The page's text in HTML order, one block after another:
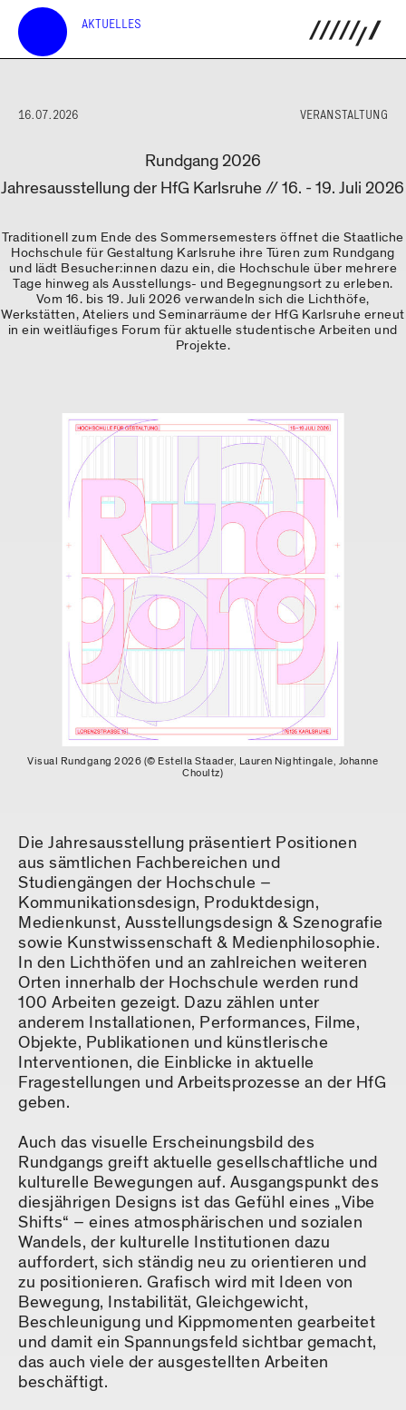
AKTUELLES
16.07.2026 VERANSTALTUNG
Rundgang 2026
Jahresausstellung der HfG Karlsruhe // 16. - 19. Juli 2026
Traditionell zum Ende des Sommersemesters öffnet die Staatliche
Hochschule für Gestaltung Karlsruhe ihre Türen zum Rundgang
und lädt Besucher:innen dazu ein, die Hochschule über mehrere
Tage hinweg als Ausstellungs- und Begegnungsort zu erleben.
Vom 16. bis 19. Juli 2026 verwandeln sich die Lichthöfe,
Werkstätten, Ateliers und Seminarräume der HfG Karlsruhe erneut
in ein weitläufiges Forum für aktuelle studentische Arbeiten und
Projekte.
Visual Rundgang 2026 (© Estella Staader, Lauren Nightingale, Johanne
Choultz)
Die Jahresausstellung präsentiert Positionen
aus sämtlichen Fachbereichen und
Studiengängen der Hochschule –
Kommunikationsdesign, Produktdesign,
Medienkunst, Ausstellungsdesign & Szenografie
sowie Kunstwissenschaft & Medienphilosophie.
In den Lichthöfen und an zahlreichen weiteren
Orten innerhalb der Hochschule werden rund
100 Arbeiten gezeigt. Dazu zählen unter
anderem Installationen, Performances, Filme,
Objekte, Publikationen und künstlerische
Interventionen, die Einblicke in aktuelle
Fragestellungen und Arbeitsprozesse an der HfG
geben.
Auch das visuelle Erscheinungsbild des
Rundgangs greift aktuelle gesellschaftliche und
kulturelle Bewegungen auf. Ausgangspunkt des
diesjährigen Designs ist das Gefühl eines „Vibe
Shifts“ – eines atmosphärischen und sozialen
Wandels, der kulturelle Institutionen dazu
auffordert, sich ständig neu zu orientieren und
zu positionieren. Grafisch wird mit Ideen von
Bewegung, Instabilität, Gleichgewicht,
Beschleunigung und Kippmomenten gearbeitet
und damit ein Spannungsfeld sichtbar gemacht,
das auch viele der ausgestellten Arbeiten
beschäftigt.